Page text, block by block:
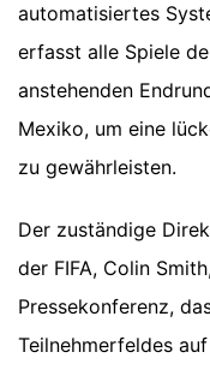
automatisiertes
erfasst alle Spiele
anstehenden
Mexiko, um eine
zu gewährleisten.
Der zuständige
der FIFA, Colin
Pressekonferenz,
Teilnehmerfeldes